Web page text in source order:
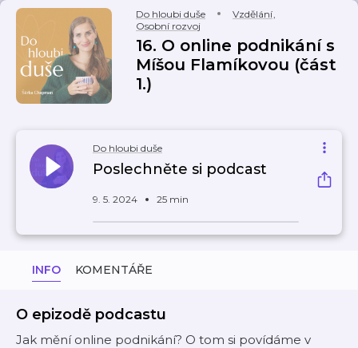
Do hloubi duše Vzdělání,
Osobní rozvoj
16. O online podnikání s
Míšou Flamíkovou (část
1.)
Do hloubi duše
Poslechněte si podcast
9. 5. 2024 25 min
INFO KOMENTÁŘE
O epizodě podcastu
Jak mění online podnikání? O tom si povídáme v